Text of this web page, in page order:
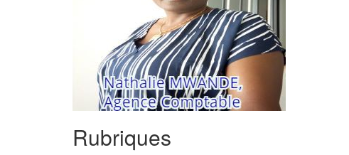
Rubriques